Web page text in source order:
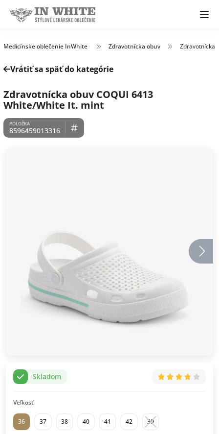
Medicínske oblečenie InWhite Zdravotnícka obuv Zdravotnícka
Vrátiť sa späť do kategórie
Zdravotnícka obuv COQUI 6413
White/White It. mint
8596459013316
Skladom
Veľkosť
36 37 38 40 41 42 39